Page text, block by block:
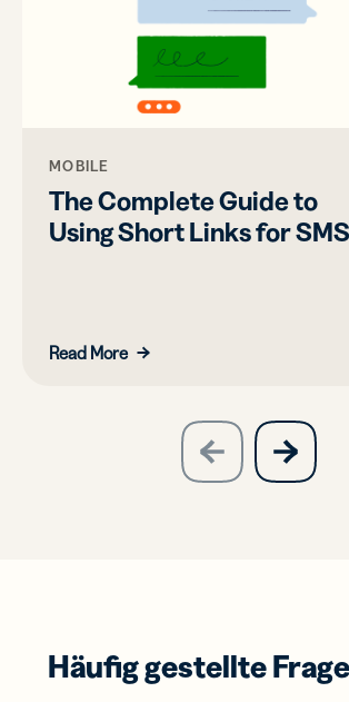
MOBILE
The Complete Guide to
Using Short Links for SMS
Read More
previous
slide
next
slide
Häufig gestellte